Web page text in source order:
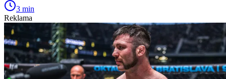
3 min
Reklama